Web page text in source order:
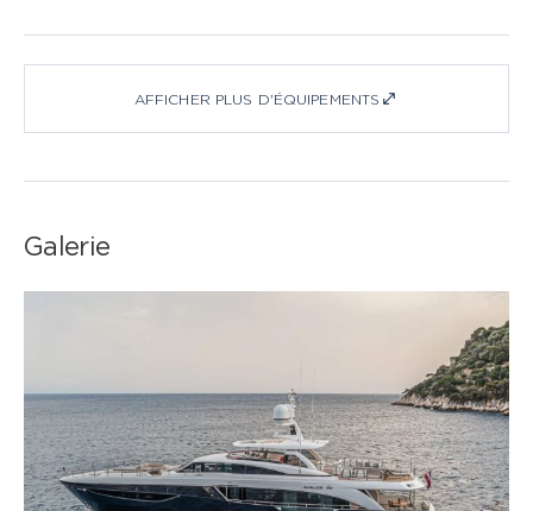
AFFICHER PLUS D'ÉQUIPEMENTS
Galerie